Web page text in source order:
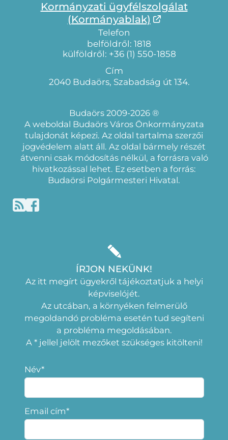
Kormányzati ügyfélszolgálat
(Kormányablak)
Telefon
belföldről: 1818
külföldről: +36 (1) 550-1858
Cím
2040 Budaörs, Szabadság út 134.
Budaörs 2009-2026 ®
A weboldal Budaörs Város Önkormányzata
tulajdonát képezi. Az oldal tartalma szerzői
jogvédelem alatt áll. Az oldal bármely részét
átvenni csak módosítás nélkül, a forrásra való
hivatkozással lehet. Ez esetben a forrás:
Budaörsi Polgármesteri Hivatal.
ÍRJON NEKÜNK!
Az itt megírt ügyekről tájékoztatjuk a helyi
képviselójét.
Az utcában, a környéken felmerülő
megoldandó probléma esetén tud segíteni
a probléma megoldásában.
A * jellel jelölt mezőket szükséges kitölteni!
Név*
Email cím*